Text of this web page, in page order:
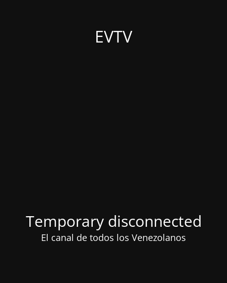
EVTV
Temporary disconnected
El canal de todos los Venezolanos